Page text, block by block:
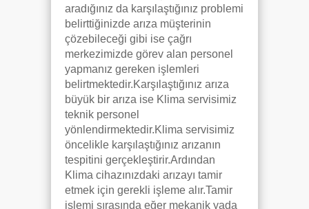
aradığınız da karşılaştığınız problemi
belirttiğinizde arıza müşterinin
çözebileceği gibi ise çağrı
merkezimizde görev alan personel
yapmanız gereken işlemleri
belirtmektedir.Karşılaştığınız arıza
büyük bir arıza ise Klima servisimiz
teknik personel
yönlendirmektedir.Klima servisimiz
öncelikle karşılaştığınız arızanın
tespitini gerçekleştirir.Ardından
Klima cihazınızdaki arızayı tamir
etmek için gerekli işleme alır.Tamir
işlemi sırasında eğer mekanik yada